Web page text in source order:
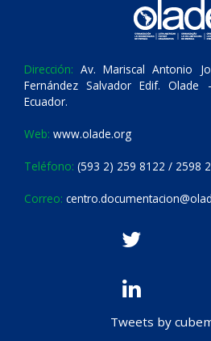
Dirección: Av. Mariscal Antonio
Fernández Salvador Edif.
Ecuador.
Web: www.olade.org
Teléfono: (593 2) 259 8122 / 2598
Correo:
Tweets by